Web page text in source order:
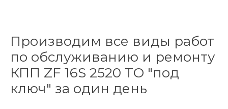
Производим все виды работ
по обслуживанию и ремонту
КПП ZF 16S 2520 TO "под
ключ" за один день